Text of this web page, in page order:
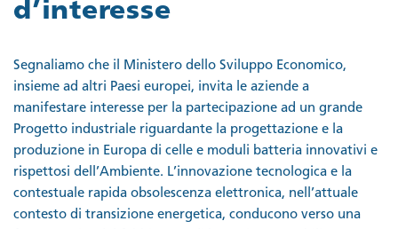
d’interesse
Segnaliamo che il Ministero dello Sviluppo Economico,
insieme ad altri Paesi europei, invita le aziende a
manifestare interesse per la partecipazione ad un grande
Progetto industriale riguardante la progettazione e la
produzione in Europa di celle e moduli batteria innovativi e
rispettosi dell’Ambiente. L’innovazione tecnologica e la
contestuale rapida obsolescenza elettronica, nell’attuale
contesto di transizione energetica, conducono verso una